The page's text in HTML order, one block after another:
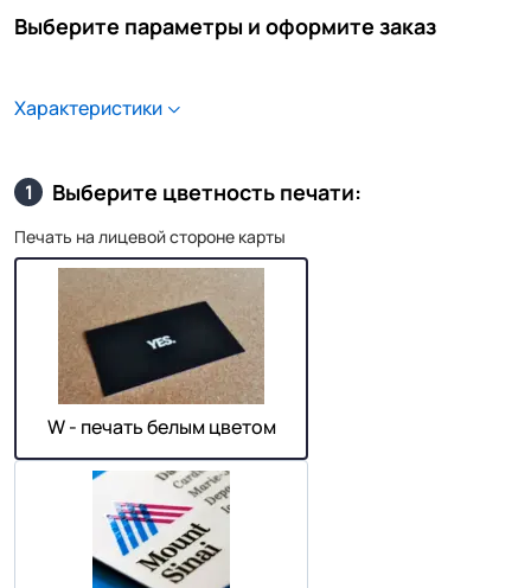
Выберите параметры и оформите заказ
Характеристики
1 Выберите цветность печати:
Печать на лицевой стороне карты
W - печать белым цветом